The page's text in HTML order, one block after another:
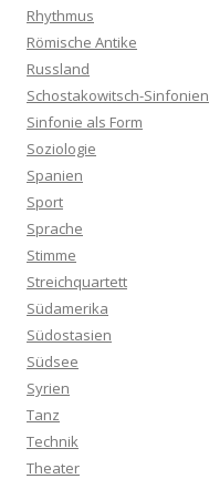
Rhythmus
Römische Antike
Russland
Schostakowitsch-Sinfonien
Sinfonie als Form
Soziologie
Spanien
Sport
Sprache
Stimme
Streichquartett
Südamerika
Südostasien
Südsee
Syrien
Tanz
Technik
Theater